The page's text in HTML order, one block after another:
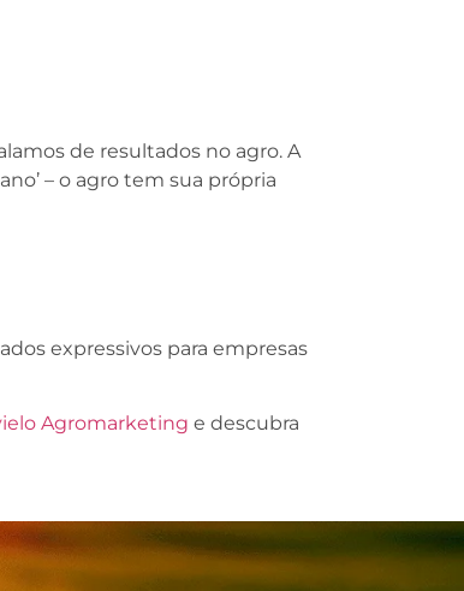
de resultados no agro. A
– o agro tem sua própria
expressivos para empresas
Agromarketing e descubra